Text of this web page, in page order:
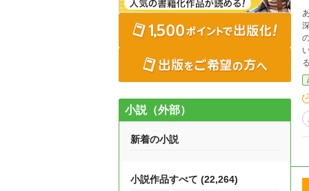
い面
小説（外部）
新着の小説
小説作品すべて (22,264)